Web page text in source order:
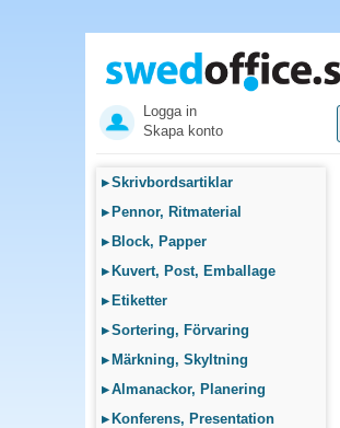
Logga in
Skapa konto
▸Skrivbordsartiklar
▸ Pennor, Ritmaterial
▸ Block, Papper
▸ Kuvert, Post, Emballage
▸ Etiketter
▸Sortering, Förvaring
▸ Märkning, Skyltning
▸Almanackor, Planering
▸ Konferens, Presentation